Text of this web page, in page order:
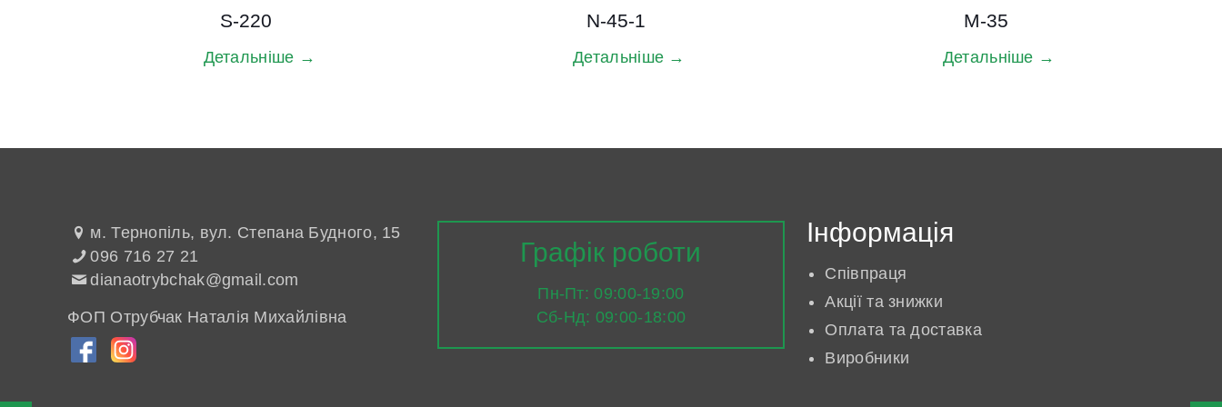
S-220
Детальніше →
N-45-1
Детальніше →
M-35
Детальніше →
м. Тернопіль, вул. Степана Будного, 15
096 716 27 21
dianaotrybchak@gmail.com
ФОП Отрубчак Наталія Михайлівна
Графік роботи
Пн-Пт: 09:00-19:00
Сб-Нд: 09:00-18:00
Інформація
Співпраця
Акції та знижки
Оплата та доставка
Виробники